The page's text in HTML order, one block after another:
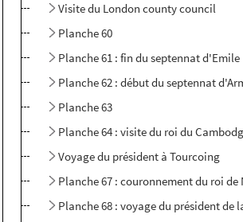
Visite du London county council
Planche 60
Planche 61 : fin du septennat
Planche 62 : début du septennat
Planche 63
Planche 64 : visite du roi du
Voyage du président à Tourcoing
Planche 67 : couronnement du roi de
Planche 68 : voyage du président de